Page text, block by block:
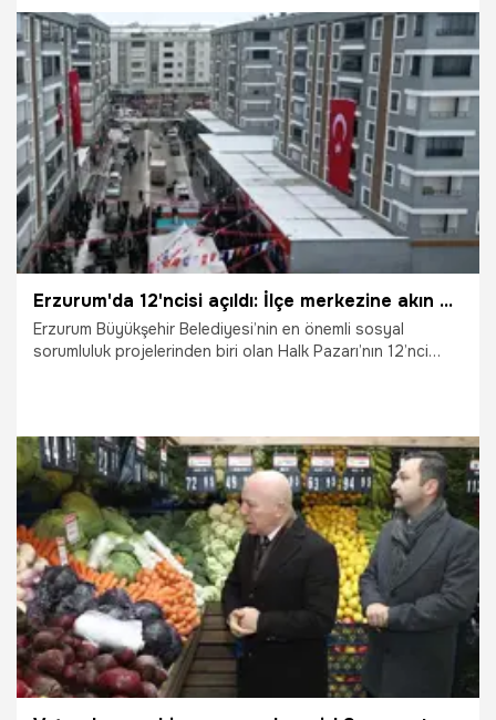
inen bir suredir.
29.01.2026 Dini Bilgiler
Erzurum'da 12'ncisi açıldı: İlçe merkezine akın ettiler
Erzurum Büyükşehir Belediyesi’nin en önemli sosyal
sorumluluk projelerinden biri olan Halk Pazarı’nın 12’nci
27.01.2026 Gündem